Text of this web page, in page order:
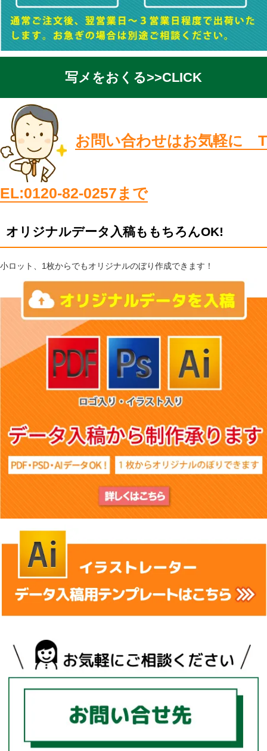
写メをおくる>>CLICK
お問い合わせはお気軽に T
EL:0120-82-0257まで
オリジナルデータ入稿ももちろんOK!
小ロット、1枚からでもオリジナルのぼり作成できます！